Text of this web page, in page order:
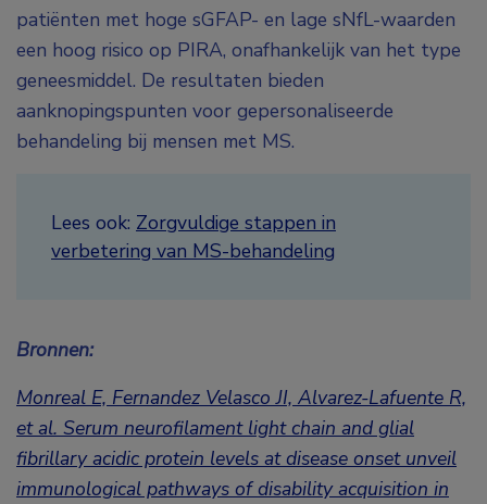
patiënten met hoge sGFAP- en lage sNfL-waarden
een hoog risico op PIRA, onafhankelijk van het type
geneesmiddel. De resultaten bieden
aanknopingspunten voor gepersonaliseerde
behandeling bij mensen met MS.
Lees ook: Zorgvuldige stappen in
verbetering van MS-behandeling
Bronnen:
Monreal E, Fernandez Velasco JI, Alvarez-Lafuente R,
et al. Serum neurofilament light chain and glial
fibrillary acidic protein levels at disease onset unveil
immunological pathways of disability acquisition in